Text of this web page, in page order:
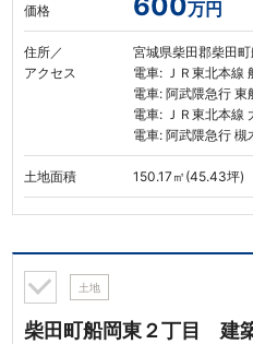
価格 600万円
住所／
アクセス
宮城県柴田郡柴田
電車: ＪＲ東北本線
電車: 阿武隈急行
電車: ＪＲ東北本線
電車: 阿武隈急行 槻
土地面積 150.17㎡(45.43坪)
土地
柴田町船岡東２丁目 建